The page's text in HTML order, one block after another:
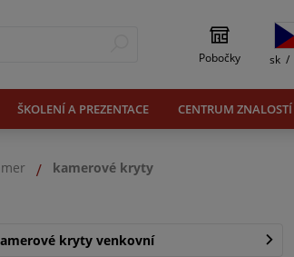
Pobočky sk /
ŠKOLENÍ A PREZENTACE CENTRUM ZNALOSTÍ
kamerové kryty
kryty venkovní